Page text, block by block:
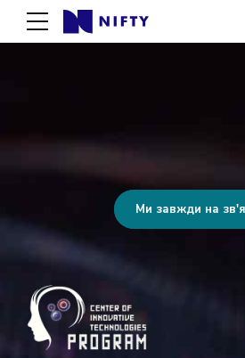
Ми завжди на